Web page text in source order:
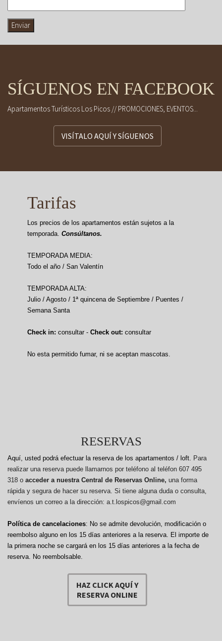
SÍGUENOS EN FACEBOOK
Apartamentos Turísticos Los Picos // PROMOCIONES, EVENTOS...
VISÍTALO AQUÍ Y SÍGUENOS
Tarifas
Los precios de los apartamentos están sujetos a la
temporada. Consúltanos.
TEMPORADA MEDIA:
Todo el año / San Valentín
TEMPORADA ALTA:
Julio / Agosto / 1ª quincena de Septiembre / Puentes /
Semana Santa
Check in: consultar - Check out: consultar
No esta permitido fumar, ni se aceptan mascotas.
RESERVAS
Aquí, usted podrá efectuar la reserva de los apartamentos / loft. Para
realizar una reserva puede llamarnos por teléfono al teléfon 607 495
318 o acceder a nuestra Central de Reservas Online, una forma
rápida y segura de hacer su reserva. Si tiene alguna duda o consulta,
envíenos un correo a la dirección: a.t.lospicos@gmail.com
Política de cancelaciones: No se admite devolución, modificación o
reembolso alguno en los 15 días anteriores a la reserva. El importe de
la primera noche se cargará en los 15 días anteriores a la fecha de
reserva. No reembolsable.
HAZ CLICK AQUÍ Y
RESERVA ONLINE